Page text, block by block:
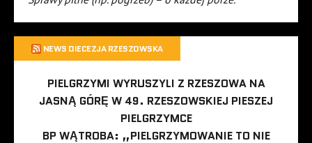
NEWS DIECEZJA RZESZOWSKA
PIELGRZYMI WYRUSZYLI Z RZESZOWA NA
JASNĄ GÓRĘ W 49. RZESZOWSKIEJ PIESZEJ
PIELGRZYMCE
BP WĄTROBA: „PIELGRZYMOWANIE TO NIE